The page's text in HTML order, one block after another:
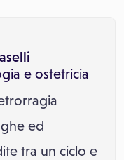
e ostetricia
ed
tra un ciclo e